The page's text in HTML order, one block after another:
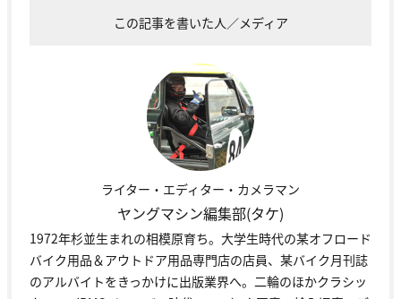
この記事を書いた人／メディア
ライター・エディター・カメラマン
ヤングマシン編集部(タケ)
1972年杉並生まれの相模原育ち。大学生時代の某オフロード
バイク用品＆アウトドア用品専門店の店員、某バイク月刊誌
のアルバイトをきっかけに出版業界へ。二輪のほかクラシッ